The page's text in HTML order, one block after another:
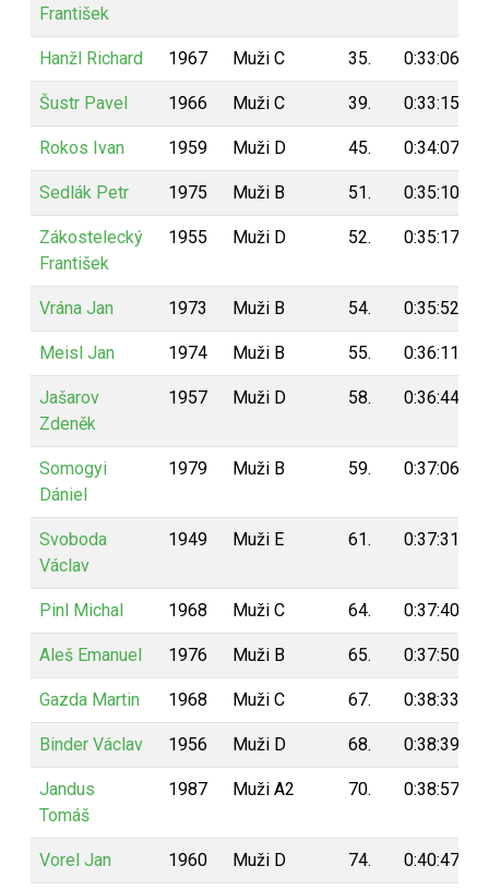
František
Hanžl Richard 1967 Muži C 35. 0:33:06
Šustr Pavel 1966 Muži C 39. 0:33:15
Rokos Ivan 1959 Muži D 45. 0:34:07
Sedlák Petr 1975 Muži B 51. 0:35:10
Zákostelecký
František
1955 Muži D 52. 0:35:17
Vrána Jan 1973 Muži B 54. 0:35:52
Meisl Jan 1974 Muži B 55. 0:36:11
Jašarov
Zdeněk
1957 Muži D 58. 0:36:44
Somogyi
Dániel
1979 Muži B 59. 0:37:06
Svoboda
Václav
1949 Muži E 61. 0:37:31
Pinl Michal 1968 Muži C 64. 0:37:40
Aleš Emanuel 1976 Muži B 65. 0:37:50
Gazda Martin 1968 Muži C 67. 0:38:33
Binder Václav 1956 Muži D 68. 0:38:39
Jandus
Tomáš
1987 Muži A2 70. 0:38:57
Vorel Jan 1960 Muži D 74. 0:40:47